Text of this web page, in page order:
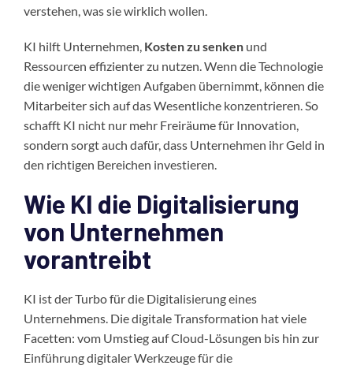
verstehen, was sie wirklich wollen.
KI hilft Unternehmen, Kosten zu senken und
Ressourcen effizienter zu nutzen. Wenn die Technologie
die weniger wichtigen Aufgaben übernimmt, können die
Mitarbeiter sich auf das Wesentliche konzentrieren. So
schafft KI nicht nur mehr Freiräume für Innovation,
sondern sorgt auch dafür, dass Unternehmen ihr Geld in
den richtigen Bereichen investieren.
Wie KI die Digitalisierung
von Unternehmen
vorantreibt
KI ist der Turbo für die Digitalisierung eines
Unternehmens. Die digitale Transformation hat viele
Facetten: vom Umstieg auf Cloud-Lösungen bis hin zur
Einführung digitaler Werkzeuge für die